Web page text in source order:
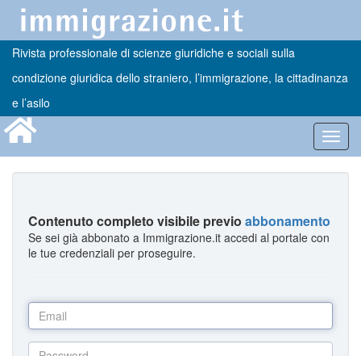
Rivista professionale di scienze giuridiche e sociali sulla
condizione giuridica dello straniero, l’immigrazione, la cittadinanza
e l’asilo
Contenuto completo visibile previo abbonamento
Se sei già abbonato a Immigrazione.it accedi al portale con
le tue credenziali per proseguire.